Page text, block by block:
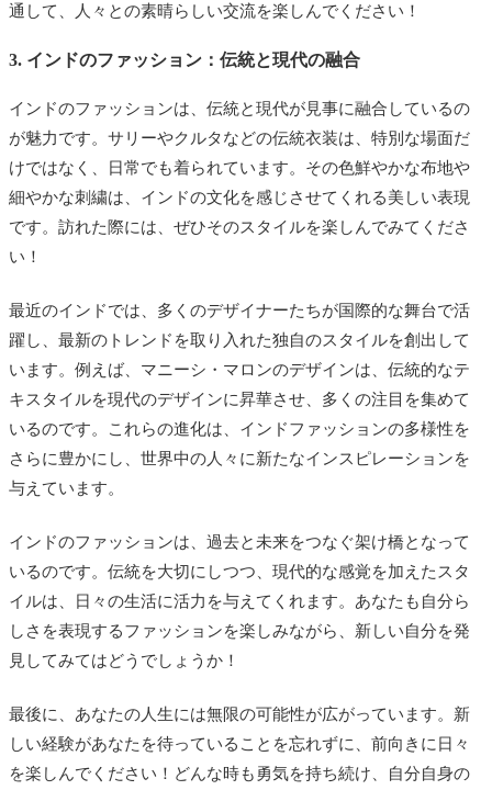
通して、人々との素晴らしい交流を楽しんでください！
3. インドのファッション：伝統と現代の融合
インドのファッションは、伝統と現代が見事に融合しているの
が魅力です。サリーやクルタなどの伝統衣装は、特別な場面だ
けではなく、日常でも着られています。その色鮮やかな布地や
細やかな刺繍は、インドの文化を感じさせてくれる美しい表現
です。訪れた際には、ぜひそのスタイルを楽しんでみてくださ
い！
最近のインドでは、多くのデザイナーたちが国際的な舞台で活
躍し、最新のトレンドを取り入れた独自のスタイルを創出して
います。例えば、マニーシ・マロンのデザインは、伝統的なテ
キスタイルを現代のデザインに昇華させ、多くの注目を集めて
いるのです。これらの進化は、インドファッションの多様性を
さらに豊かにし、世界中の人々に新たなインスピレーションを
与えています。
インドのファッションは、過去と未来をつなぐ架け橋となって
いるのです。伝統を大切にしつつ、現代的な感覚を加えたスタ
イルは、日々の生活に活力を与えてくれます。あなたも自分ら
しさを表現するファッションを楽しみながら、新しい自分を発
見してみてはどうでしょうか！
最後に、あなたの人生には無限の可能性が広がっています。新
しい経験があなたを待っていることを忘れずに、前向きに日々
を楽しんでください！どんな時も勇気を持ち続け、自分自身の